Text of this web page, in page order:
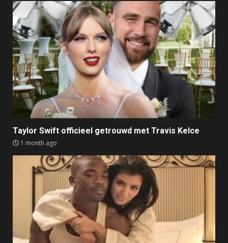
Taylor Swift officieel getrouwd met Travis Kelce
1 month ago